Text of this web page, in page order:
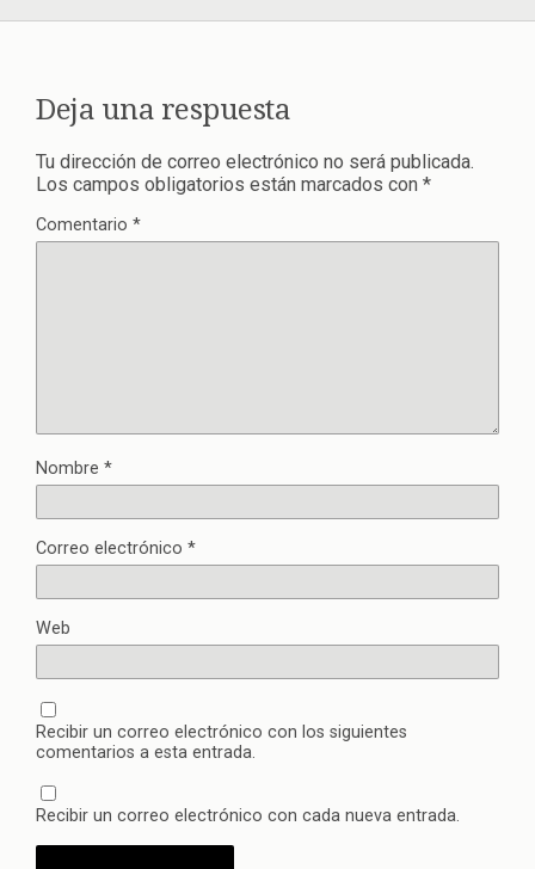
Deja una respuesta
Tu dirección de correo electrónico no será publicada.
Los campos obligatorios están marcados con *
Comentario *
Nombre *
Correo electrónico *
Web
Recibir un correo electrónico con los siguientes
comentarios a esta entrada.
Recibir un correo electrónico con cada nueva entrada.